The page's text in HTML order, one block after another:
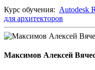
Курс обучения: Autodesk
для архитекторов
Максимов Алексей